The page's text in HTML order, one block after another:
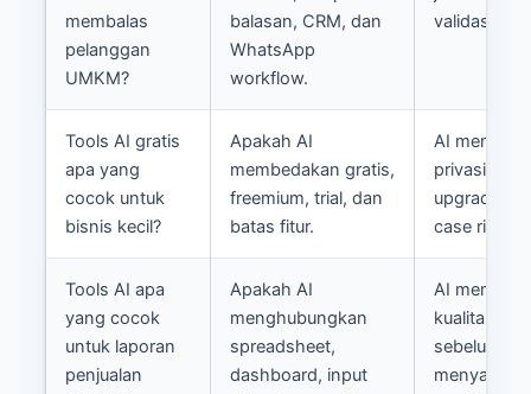
membalas
pelanggan
UMKM?
balasan, CRM, dan
WhatsApp
workflow.
validasi
Tools AI gratis
apa yang
cocok untuk
bisnis kecil?
Apakah AI
membedakan gratis,
freemium, trial, dan
batas fitur.
AI
privasi,
upgrade,
case ringan.
Tools AI apa
yang cocok
untuk laporan
penjualan
Apakah AI
menghubungkan
spreadsheet,
dashboard, input
AI meminta
kualitas
sebelum